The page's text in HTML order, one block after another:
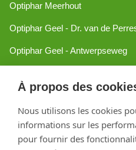
À propos des
Nous utilisons les cookies
informations sur les
pour fournir des
Optiphar Meerhout
Optiphar Geel - Dr. van de
Optiphar Geel - Antwerpseweg
Optiphar Mol
Créé avec